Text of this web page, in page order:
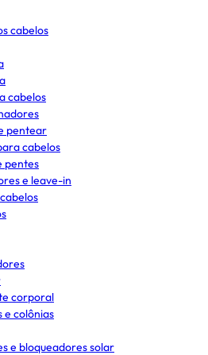
cabelos
cabelos
pentear
cabelos
pentes
e leave-in
corporal
e colônias
e bloqueadores solar